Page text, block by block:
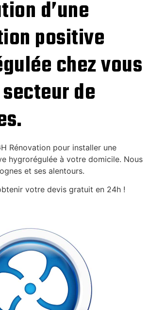
d’une
positive
chez vous
de
Rénovation pour installer une
hygrorégulée à votre domicile. Nous
et ses alentours.
votre devis gratuit en 24h !